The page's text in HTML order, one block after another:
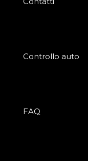
Controllo auto
FAQ